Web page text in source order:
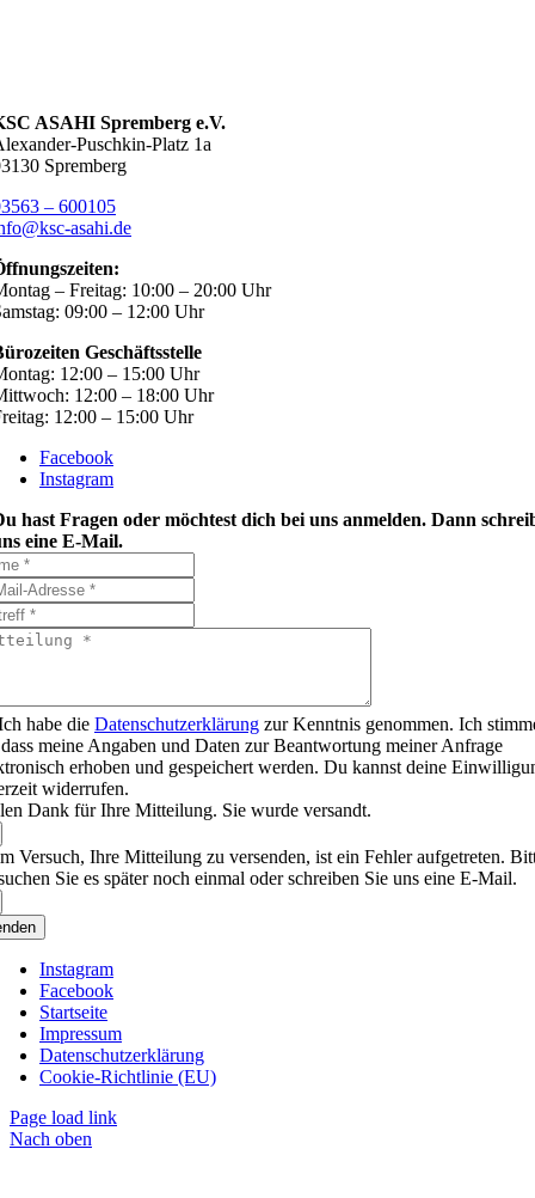
ASAHI Spremberg e.V.
Puschkin-Platz 1a
Spremberg
– 600105
asahi.de
– Freitag: 10:00 – 20:00 Uhr
09:00 – 12:00 Uhr
Geschäftsstelle
12:00 – 15:00 Uhr
12:00 – 18:00 Uhr
12:00 – 15:00 Uhr
Facebook
Instagram
hast Fragen oder möchtest dich bei uns anmelden. Dann
eine E-Mail.
habe die Datenschutzerklärung zur Kenntnis genommen. Ich
meine Angaben und Daten zur Beantwortung meiner Anfrage
erhoben und gespeichert werden. Du kannst deine
widerrufen.
Dank für Ihre Mitteilung. Sie wurde versandt.
Versuch, Ihre Mitteilung zu versenden, ist ein Fehler aufgetreten.
Sie es später noch einmal oder schreiben Sie uns eine E-Mail.
Instagram
Facebook
Startseite
Impressum
Datenschutzerklärung
Cookie-Richtlinie (EU)
Page load link
Nach oben